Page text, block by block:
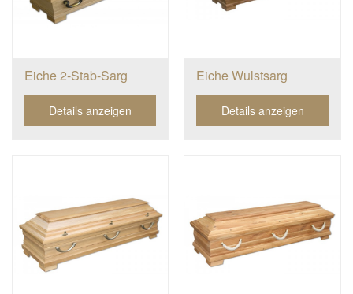
Eiche 2-Stab-Sarg
Details anzeigen
Eiche Wulstsarg
Details anzeigen